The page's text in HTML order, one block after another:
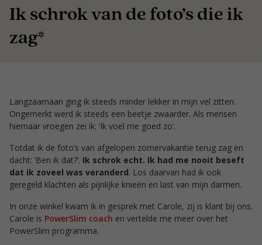
Ik schrok van de foto’s die ik
zag*
Langzaamaan ging ik steeds minder lekker in mijn vel zitten.
Ongemerkt werd ik steeds een beetje zwaarder. Als mensen
hiernaar vroegen zei ik: ‘Ik voel me goed zo’.
Totdat ik de foto’s van afgelopen zomervakantie terug zag en
dacht: ‘Ben ik dat?’. Ik schrok echt. Ik had me nooit beseft
dat ik zoveel was veranderd. Los daarvan had ik ook
geregeld klachten als pijnlijke knieën en last van mijn darmen.
In onze winkel kwam ik in gesprek met Carole, zij is klant bij ons.
Carole is PowerSlim coach en vertelde me meer over het
PowerSlim programma.